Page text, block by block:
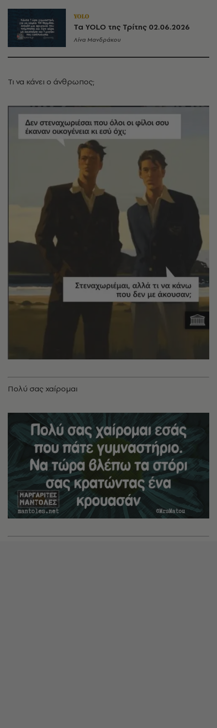
YOLO
Τα YOLO της Τρίτης 02.06.2026
Λίνα Μανδράκου
Τι να κάνει ο άνθρωπος;
Πολύ σας χαίρομαι